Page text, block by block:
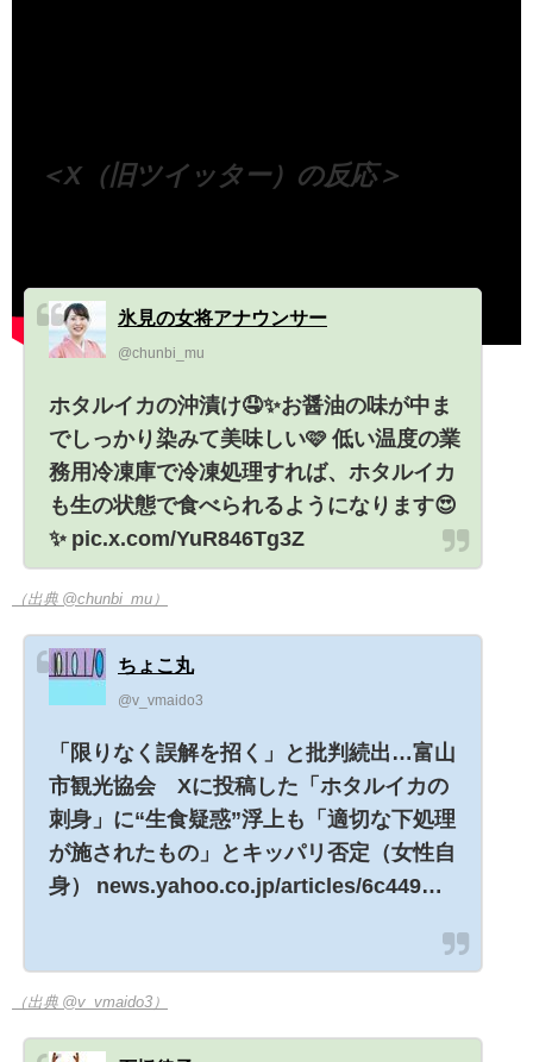
＜X（旧ツイッター）の反応＞
氷見の女将アナウンサー
@chunbi_mu
ホタルイカの沖漬け🤤✨お醤油の味が中ま
でしっかり染みて美味しい🩷 低い温度の業
務用冷凍庫で冷凍処理すれば、ホタルイカ
も生の状態で食べられるようになります😍
✨ pic.x.com/YuR846Tg3Z
（出典 @chunbi_mu）
ちょこ丸
@v_vmaido3
「限りなく誤解を招く」と批判続出…富山
市観光協会 Xに投稿した「ホタルイカの
刺身」に“生食疑惑”浮上も「適切な下処理
が施されたもの」とキッパリ否定（女性自
身） news.yahoo.co.jp/articles/6c449…
（出典 @v_vmaido3）